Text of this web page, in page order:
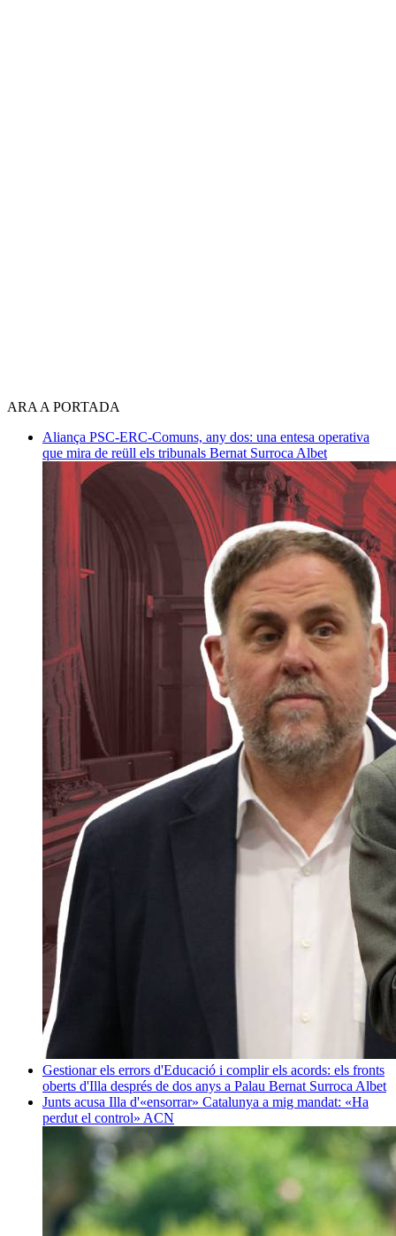
ARA A PORTADA
Aliança PSC-ERC-Comuns, any dos: una entesa operativa
que mira de reüll els tribunals Bernat Surroca Albet
Gestionar els errors d'Educació i complir els acords: els fronts
oberts d'Illa després de dos anys a Palau Bernat Surroca Albet
Junts acusa Illa d'«ensorrar» Catalunya a mig mandat: «Ha
perdut el control» ACN